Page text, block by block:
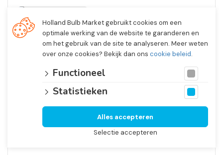
nanus Albus
Nr. 5361
9/+
1/6 Open In Front Boxes
1 x 150
Login om te bestellen
Holland Bulb Market gebruikt cookies om een
optimale werking van de website te garanderen en
om het gebruik van de site te analyseren. Meer weten
over onze cookies? Bekijk dan ons cookie beleid.
Functioneel
Statistieken
Selectie accepteren
Alles accepteren